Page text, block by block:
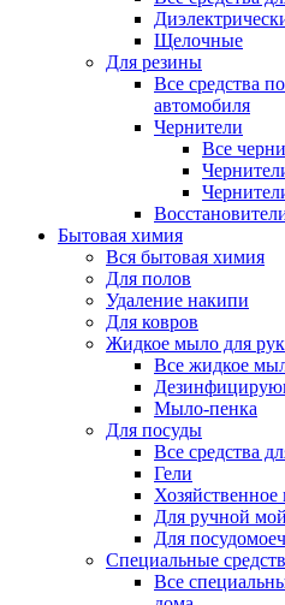
Щелочные
Для резины
Все средства
автомобиля
Чернители
Все
Бытовая химия
Вся бытовая химия
Для полов
Удаление накипи
Для ковров
Жидкое мыло для рук
Все жидкое
Мыло-пенка
Для посуды
Все средства
Гели
Для ручной
Для
Специальные
Все